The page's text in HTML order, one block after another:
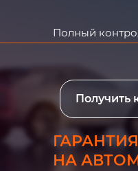
Полный
Получить
ГАРАНТИЯ
НА